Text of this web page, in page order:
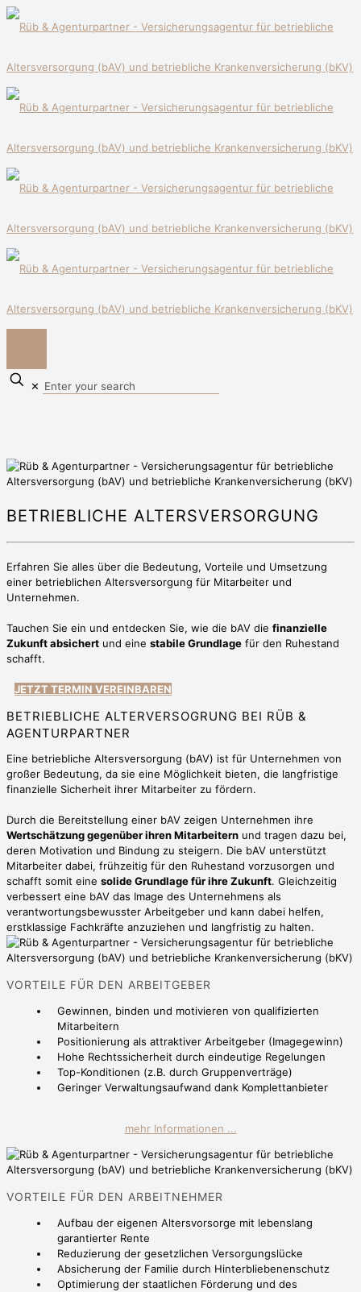
✕
BETRIEBLICHE ALTERS­VERSORGUNG
Erfahren Sie alles über die Bedeutung, Vorteile und Umsetzung
einer betrieblichen Altersversorgung für Mitarbeiter und
Unternehmen.
Tauchen Sie ein und entdecken Sie, wie die bAV die finanzielle
Zukunft absichert und eine stabile Grundlage für den Ruhestand
schafft.
JETZT TERMIN VEREINBAREN
BETRIEBLICHE ALTERVERSOGRUNG BEI RÜB &
AGENTURPARTNER
Eine betriebliche Altersversorgung (bAV) ist für Unternehmen von
großer Bedeutung, da sie eine Möglichkeit bieten, die langfristige
finanzielle Sicherheit ihrer Mitarbeiter zu fördern.
Durch die Bereitstellung einer bAV zeigen Unternehmen ihre
Wertschätzung gegenüber ihren Mitarbeitern und tragen dazu bei,
deren Motivation und Bindung zu steigern. Die bAV unterstützt
Mitarbeiter dabei, frühzeitig für den Ruhestand vorzusorgen und
schafft somit eine solide Grundlage für ihre Zukunft. Gleichzeitig
verbessert eine bAV das Image des Unternehmens als
verantwortungsbewusster Arbeitgeber und kann dabei helfen,
erstklassige Fachkräfte anzuziehen und langfristig zu halten.
VORTEILE FÜR DEN ARBEITGEBER
Gewinnen, binden und motivieren von qualifizierten
Mitarbeitern
Positionierung als attraktiver Arbeitgeber (Imagegewinn)
Hohe Rechtssicherheit durch eindeutige Regelungen
Top-Konditionen (z.B. durch Gruppenverträge)
Geringer Verwaltungsaufwand dank Komplettanbieter
mehr Informationen ...
VORTEILE FÜR DEN ARBEITNEHMER
Aufbau der eigenen Altersvorsorge mit lebenslang
garantierter Rente
Reduzierung der gesetzlichen Versorgungslücke
Absicherung der Familie durch Hinterbliebenenschutz
Optimierung der staatlichen Förderung und des